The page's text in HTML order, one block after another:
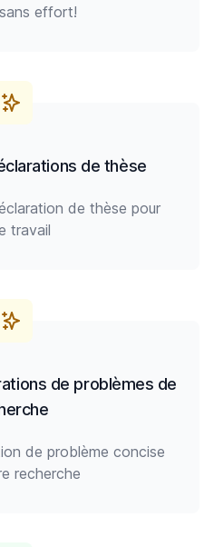
effort!
de thèse
de thèse pour
travail
de problèmes de
de problème concise
recherche